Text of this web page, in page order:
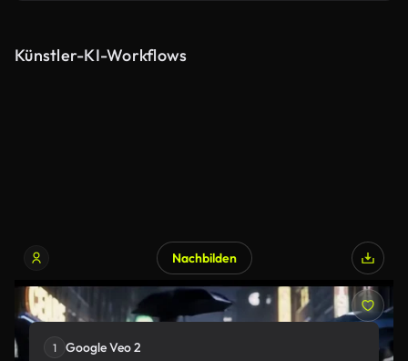
Künstler-KI-Workflows
Nachbilden
Google Veo 2
1 Google Veo 2